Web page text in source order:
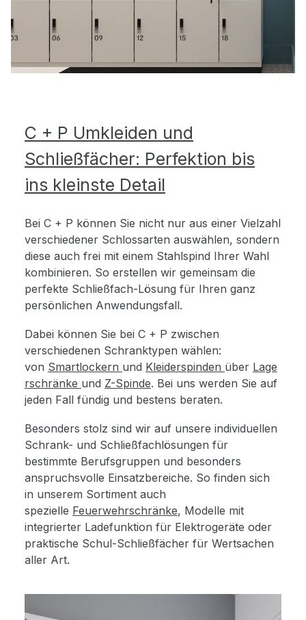
C + P Umkleiden und
Schließfächer: Perfektion bis
ins kleinste Detail
Bei C + P können Sie nicht nur aus einer Vielzahl
verschiedener Schlossarten auswählen, sondern
diese auch frei mit einem Stahlspind Ihrer Wahl
kombinieren. So erstellen wir gemeinsam die
perfekte Schließfach-Lösung für Ihren ganz
persönlichen Anwendungsfall.
Dabei können Sie bei C + P zwischen
verschiedenen Schranktypen wählen:
von Smartlockern und Kleiderspinden über Lage
rschränke und Z-Spinde. Bei uns werden Sie auf
jeden Fall fündig und bestens beraten.
Besonders stolz sind wir auf unsere individuellen
Schrank- und Schließfachlösungen für
bestimmte Berufsgruppen und besonders
anspruchsvolle Einsatzbereiche. So finden sich
in unserem Sortiment auch
spezielle Feuerwehrschränke, Modelle mit
integrierter Ladefunktion für Elektrogeräte oder
praktische Schul-Schließfächer für Wertsachen
aller Art.